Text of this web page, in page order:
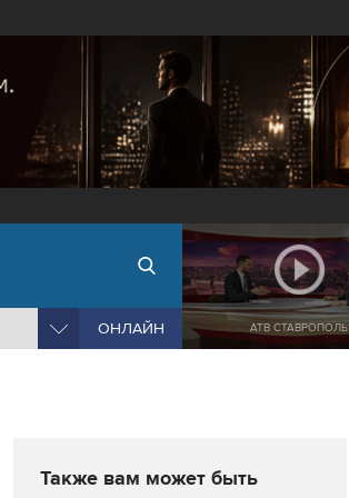
ОНЛАЙН АТВ СТАВРОПОЛЬ
Также вам может быть